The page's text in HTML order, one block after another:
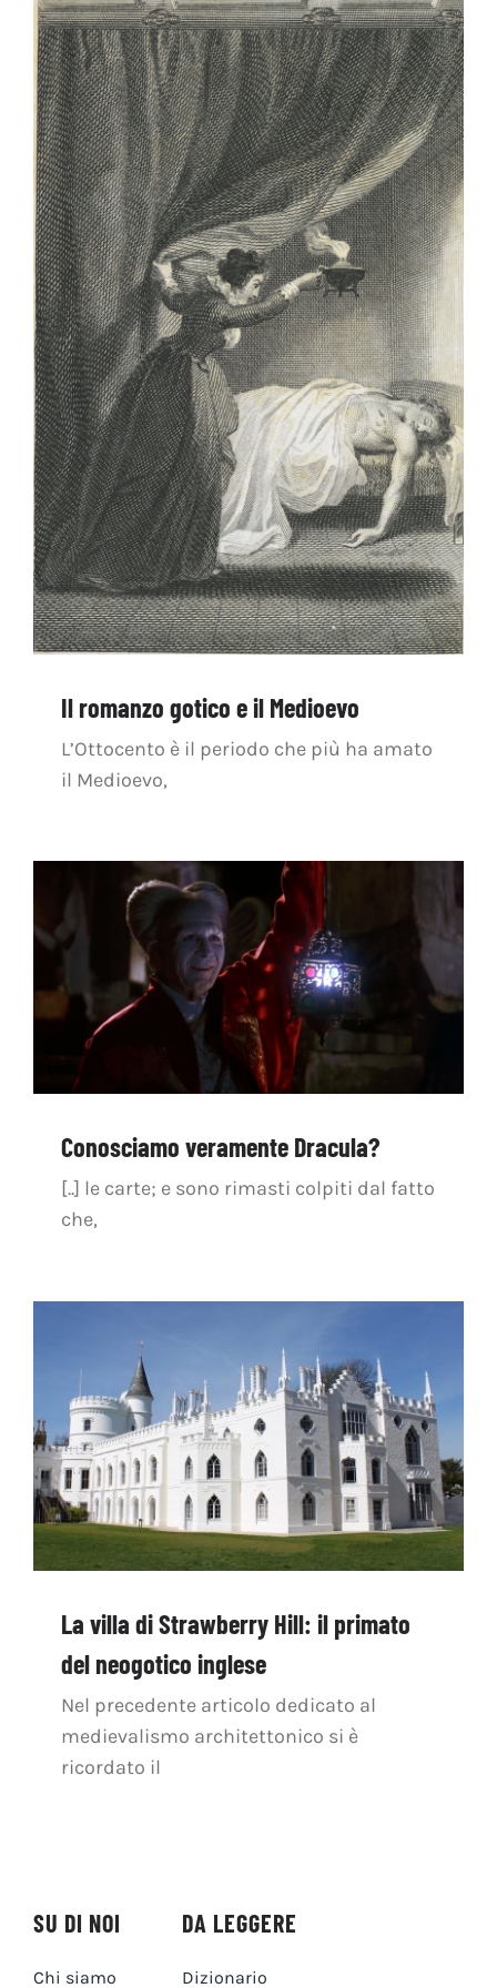
OFF TOPIC
CONTATTI
Cerca
per:
Il romanzo gotico e il Medioevo
L’Ottocento è il periodo che più ha amato
il Medioevo,
Conosciamo veramente Dracula?
[..] le carte; e sono rimasti colpiti dal fatto
che,
La villa di Strawberry Hill: il primato
del neogotico inglese
Nel precedente articolo dedicato al
medievalismo architettonico si è
ricordato il
SU DI NOI
Chi siamo
DA LEGGERE
Dizionario